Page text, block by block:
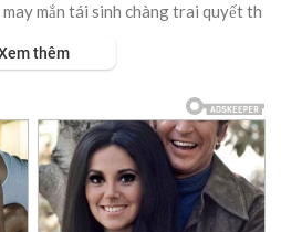
mắn tái sinh chàng trai quyết th
thêm